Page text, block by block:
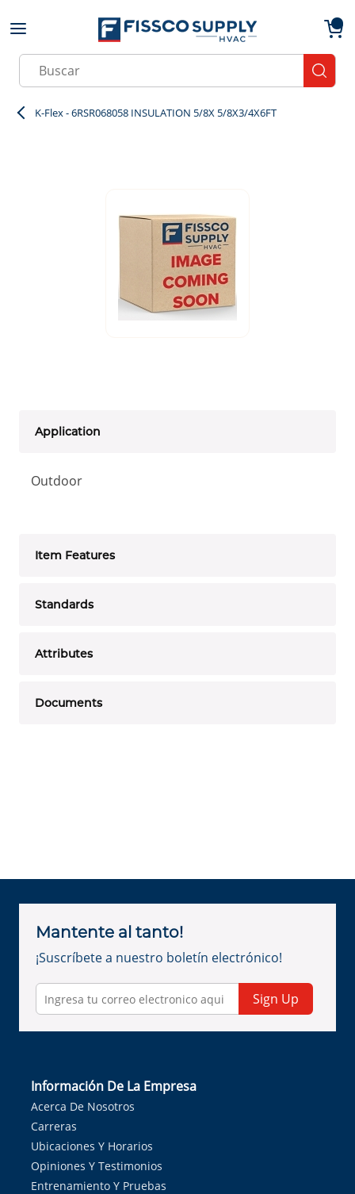
Skip to main content
Site Search
K-Flex - 6RSR068058 INSULATION 5/8X 5/8X3/4X6FT
Application
Outdoor
Item Features
Standards
Attributes
Documents
Mantente al tanto!
¡Suscríbete a nuestro boletín electrónico!
Sign Up
Información De La Empresa
Acerca De Nosotros
Carreras
Ubicaciones Y Horarios
Opiniones Y Testimonios
Entrenamiento Y Pruebas